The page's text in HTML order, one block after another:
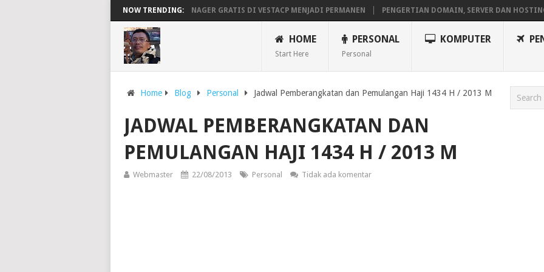
NOW TRENDING:
MENGAKTIFKAN FILE MANAGER GRATIS DI VESTACP MENJADI PERMANEN PENGERTIAN DOMAIN, SERVER DAN HOSTING
HOME
Start Here
PERSONAL
Personal
KOMPUTER
Home Blog Personal Jadwal Pemberangkatan dan Pemulangan Haji 1434 H / 2013 M
JADWAL PEMBERANGKATAN DAN
PEMULANGAN HAJI 1434 H / 2013 M
Webmaster 22/08/2013 Personal Tidak ada komentar